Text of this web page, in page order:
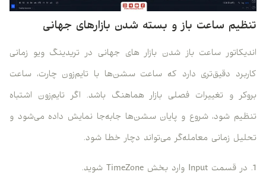
تنظیم ساعت باز و بسته شدن بازارهای جهانی
اندیکاتور ساعت باز شدن بازار های جهانی در تریدینگ ویو زمانی
کاربرد دقیق‌تری دارد که ساعت سشن‌ها با تایم‌زون چارت، ساعت
بروکر و تغییرات فصلی بازار هماهنگ باشد. اگر تایم‌زون اشتباه
تنظیم شود، شروع و پایان سشن‌ها جابه‌جا نمایش داده می‌شود و
تحلیل زمانی معامله‌گر می‌تواند دچار خطا شود.
1. در قسمت Input وارد بخش TimeZone شوید.